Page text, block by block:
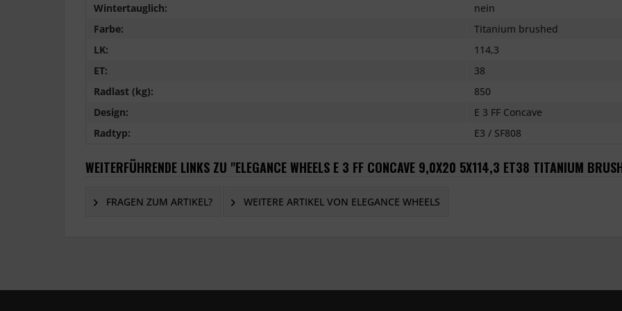
Wintertauglich:
nein
Farbe:
Titanium brushed
LK:
114,3
ET:
38
Radlast (kg):
850
Design:
E 3 FF Concave
Radtyp:
E3 / SF808
WEITERFÜHRENDE LINKS ZU "ELEGANCE WHEELS E 3 FF CONCAVE 9,0X20 5X114,3 ET38 TITANIUM
FRAGEN ZUM ARTIKEL? WEITERE ARTIKEL VON ELEGANCE WHEELS